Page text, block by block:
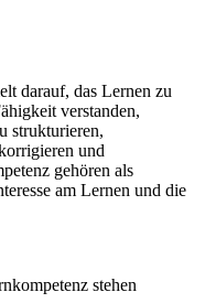
darauf, das Lernen zu
verstanden,
strukturieren,
und
gehören als
am Lernen und die
stehen